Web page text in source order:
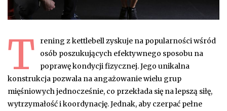
T
rening z kettlebell zyskuje na popularności wśród
osób poszukujących efektywnego sposobu na
poprawę kondycji fizycznej. Jego unikalna
konstrukcja pozwala na angażowanie wielu grup
mięśniowych jednocześnie, co przekłada się na lepszą siłę,
wytrzymałość i koordynację. Jednak, aby czerpać pełne